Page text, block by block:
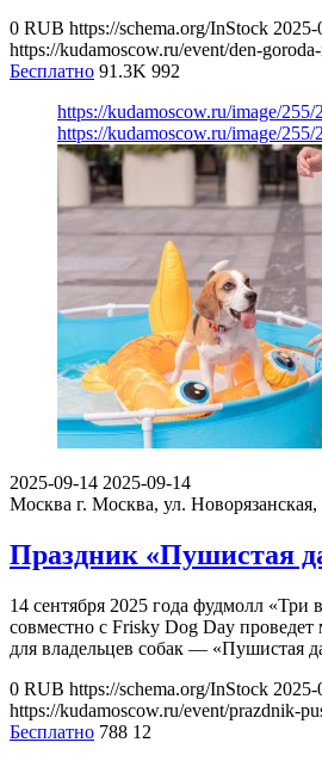
0 RUB https://schema.org/InStock 2025-
https://kudamoscow.ru/event/den-
Бесплатно 91.3K 992
https://kudamoscow.ru/image/
https://kudamoscow.ru/image/
2025-09-14 2025-09-14
Москва г. Москва, ул. Новорязанская,
Праздник «Пушистая
14 сентября 2025 года фудмолл «Три
совместно с Frisky Dog Day
для владельцев собак — «Пушистая
0 RUB https://schema.org/InStock
https://kudamoscow.ru/event/prazdnik-
Бесплатно 788 12